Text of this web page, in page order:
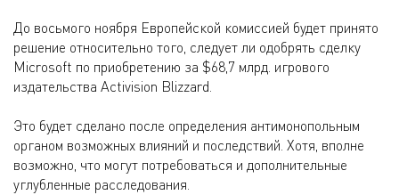
До восьмого ноября Европейской комиссией будет принято
решение относительно того, следует ли одобрять сделку
Microsoft по приобретению за $68,7 млрд. игрового
издательства Activision Blizzard.
Это будет сделано после определения антимонопольным
органом возможных влияний и последствий. Хотя, вполне
возможно, что могут потребоваться и дополнительные
углубленные расследования.